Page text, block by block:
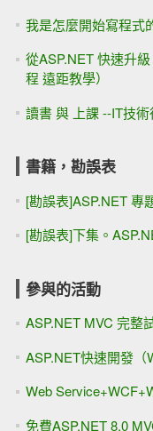
我是怎麼開始寫程式
從ASP.NET 快速升
程 遠距教學）
讀書 與 上課 --IT技
書籍，勘誤表
[勘誤表]ASP.NET 專
[勘誤表]下集。
參與的活動
ASP.NET MVC 完整
ASP.NET快速開發（
Web
免費ASP.NET 8.0